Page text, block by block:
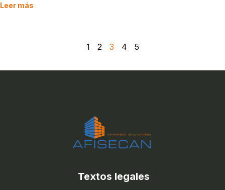
Leer más
1 2 3 4 5
Textos legales